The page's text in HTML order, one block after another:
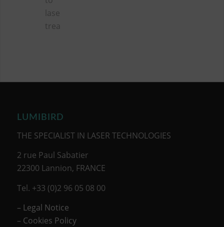
laser
treatment
LUMIBIRD
THE SPECIALIST IN LASER TECHNOLOGIES
2 rue Paul Sabatier
22300 Lannion, FRANCE
Tel. +33 (0)2 96 05 08 00
– Legal Notice
– Cookies Policy